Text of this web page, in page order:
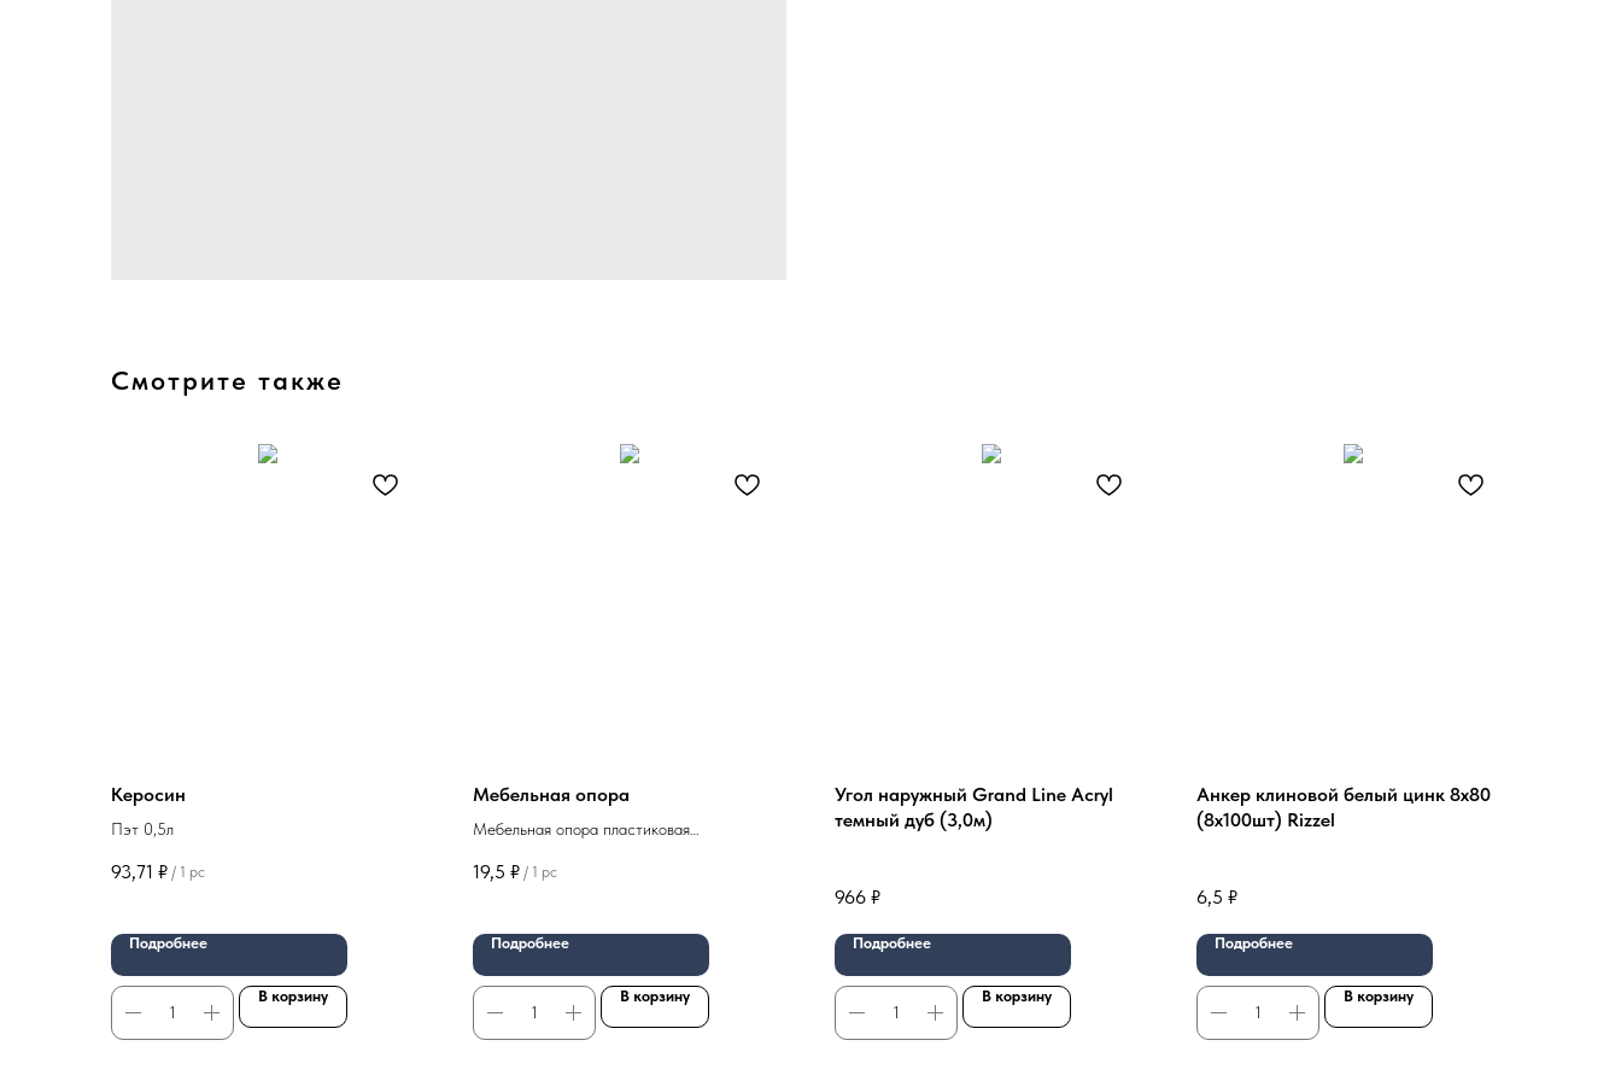
Смотрите также
Керосин
Пэт 0,5л
93,71 ₽ / 1 pc
Подробнее
В корзину
Мебельная опора
Мебельная опора пластиковая
19,5 ₽ / 1 pc
Подробнее
В корзину
Угол наружный Grand Line Acryl
темный дуб (3,0м)
966 ₽
Подробнее
В корзину
Анкер клиновой белый цинк 8х80
(8х100шт) Rizzel
6,5 ₽
Подробнее
В корзину